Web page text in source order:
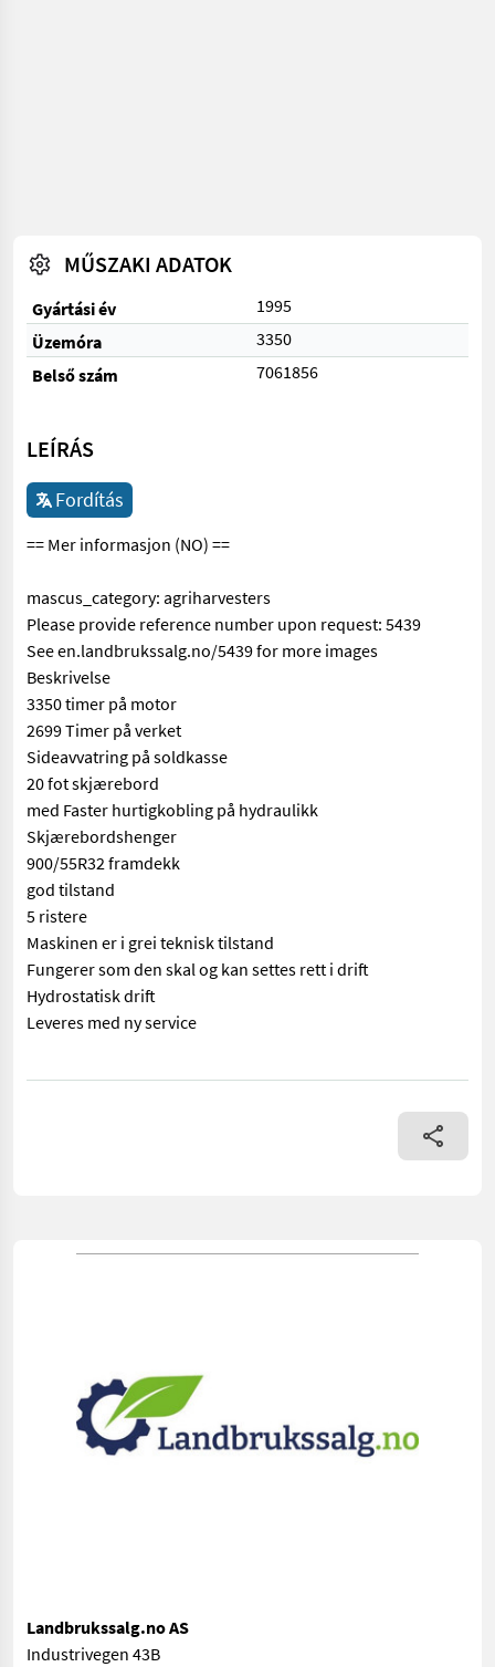
MŰSZAKI ADATOK
Gyártási év
1995
Üzemóra
3350
Belső szám
7061856
LEÍRÁS
Fordítás
== Mer informasjon (NO) ==
mascus_category: agriharvesters
Please provide reference number upon request: 5439
See en.landbrukssalg.no/5439 for more images
Beskrivelse
3350 timer på motor
2699 Timer på verket
Sideavvatring på soldkasse
20 fot skjærebord
med Faster hurtigkobling på hydraulikk
Skjærebordshenger
900/55R32 framdekk
god tilstand
5 ristere
Maskinen er i grei teknisk tilstand
Fungerer som den skal og kan settes rett i drift
Hydrostatisk drift
Leveres med ny service
== Mer informasjon (NO) == mascus_category:
Landbrukssalg.no AS
Industrivegen 43B